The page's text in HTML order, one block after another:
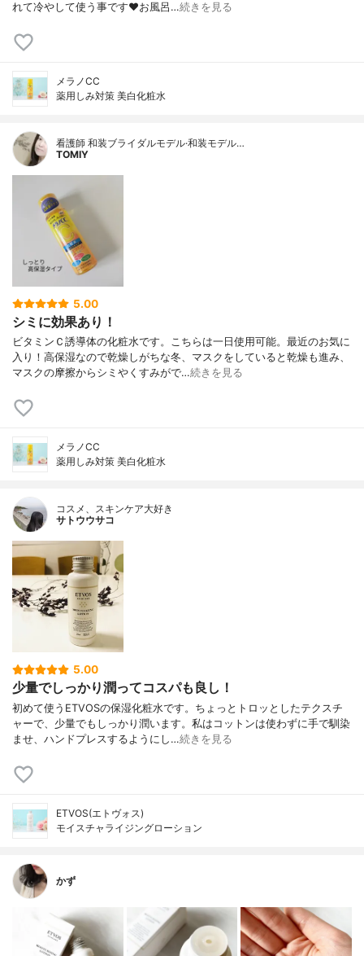
れて冷やして使う事です❤️お風呂…続きを見る
メラノCC
薬用しみ対策 美白化粧水
看護師 和装ブライダルモデル·和装モデル…
TOMIY
5.00
シミに効果あり！
ビタミンＣ誘導体の化粧水です。こちらは一日使用可能。最近のお気に
入り！高保湿なので乾燥しがちな冬、マスクをしていると乾燥も進み、
マスクの摩擦からシミやくすみがで…続きを見る
メラノCC
薬用しみ対策 美白化粧水
コスメ、スキンケア大好き
サトウウサコ
5.00
少量でしっかり潤ってコスパも良し！
初めて使うETVOSの保湿化粧水です。ちょっとトロッとしたテクスチ
ャーで、少量でもしっかり潤います。私はコットンは使わずに手で馴染
ませ、ハンドプレスするようにし…続きを見る
ETVOS(エトヴォス)
モイスチャライジングローション
かず